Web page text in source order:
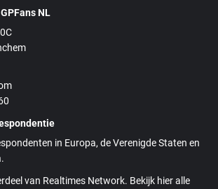
NL
in Europa, de Verenigde Staten en
van Realtimes Network. Bekijk hier alle